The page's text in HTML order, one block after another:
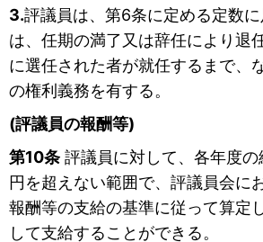
3.評議員は、第6条に定める定数
は、任期の満了又は辞任により退
に選任された者が就任するまで、
の権利義務を有する。
(評議員の報酬等)
第10条 評議員に対して、各年度
円を超えない範囲で、評議員会に
報酬等の支給の基準に従って算定
して支給することができる。